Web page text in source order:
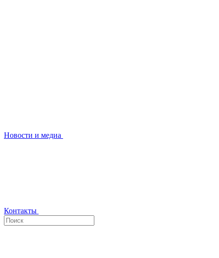
Новости и медиа
Контакты